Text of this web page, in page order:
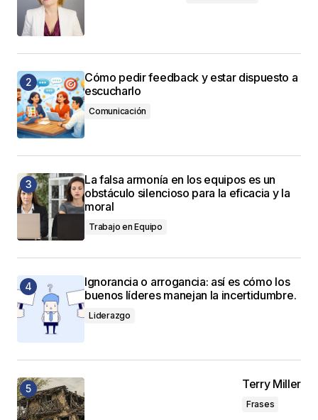
Cómo pedir feedback y estar dispuesto a
escucharlo
Comunicación
La falsa armonía en los equipos es un
obstáculo silencioso para la eficacia y la
moral
Trabajo en Equipo
Ignorancia o arrogancia: así es cómo los
buenos líderes manejan la incertidumbre.
Liderazgo
Terry Miller
Frases